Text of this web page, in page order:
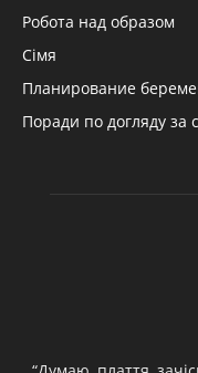
Робота над образом
Сімя
Планирование
Поради по догляду за